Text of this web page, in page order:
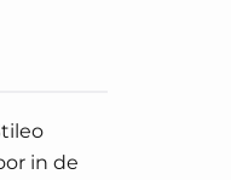
in de